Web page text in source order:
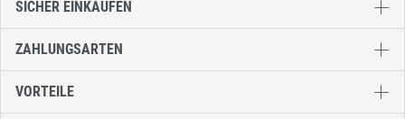
SICHER EINKAUFEN
ZAHLUNGSARTEN
VORTEILE